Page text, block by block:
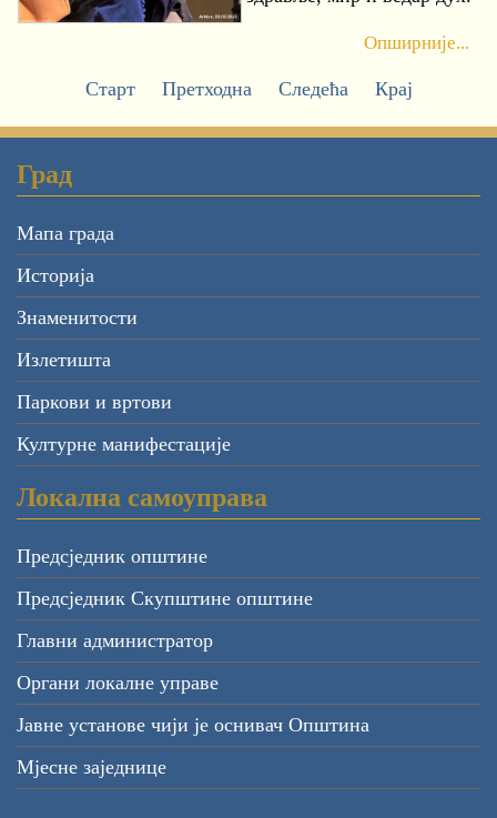
Опширније...
Старт Претходна Следећа Крај
Град
Мапа града
Историја
Знаменитости
Излетишта
Паркови и вртови
Културне манифестације
Локална самоуправа
Предсједник општине
Предсједник Скупштине општине
Главни администратор
Органи локалне управе
Јавне установе чији је оснивач Општина
Мјесне заједнице